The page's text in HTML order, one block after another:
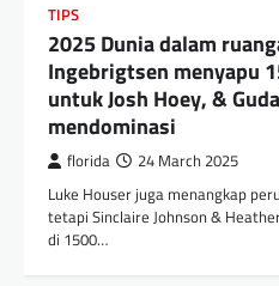
TIPS
2025 Dunia dalam
Ingebrigtsen menyapu
untuk Josh Hoey, &
mendominasi
florida 24 March 2025
Luke Houser juga menangkap
tetapi Sinclaire Johnson &
di 1500…